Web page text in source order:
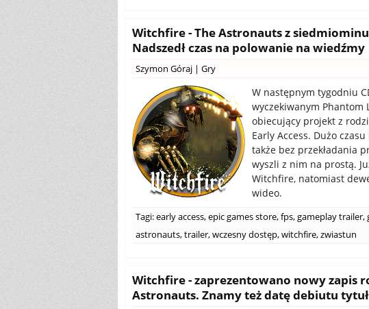
Witchfire - The Astronauts z
Nadszedł czas na polowanie na wiedźmy
Szymon Góraj | Gry
W następnym tygodniu
wyczekiwanym
obiecujący projekt z
Early Access. Dużo
także bez przekładania
wyszli z nim na prostą.
Witchfire, natomiast
wideo.
Tagi:early access,epic games store,fps,gameplay trailer,
astronauts,trailer,wczesny dostęp,witchfire,zwiastun
Witchfire - zaprezentowano nowy zapis
Astronauts. Znamy też datę debiutu